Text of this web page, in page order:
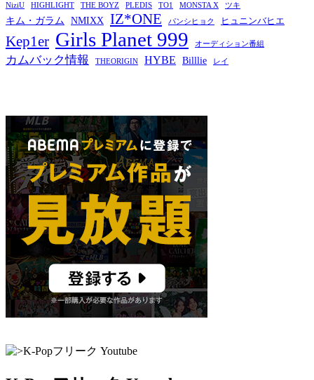
NiziU HIGHLIGHT THE BOYZ PLEDIS TO1 MONSTA X ツキ
キム・ガラム NMIXX IZ*ONE パンシヒョク ヒュニンバヒエ
Kep1er Girls Planet 999 オーディション番組
カムバック情報 THEORIGIN HYBE Billlie レイ